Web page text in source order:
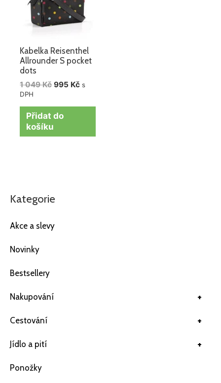
Kategorie
Akce a slevy
Novinky
Bestsellery
+
Nakupování
+
Cestování
+
Jídlo a pití
Ponožky
Kabelka Reisenthel
Allrounder S pocket
dots
1 049Kč 995 Kč s
DPH
Přidat do
košíku